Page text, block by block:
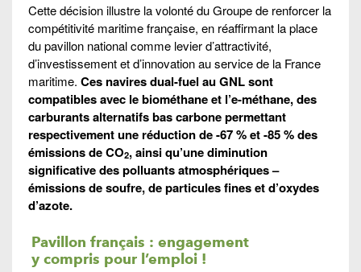
Cette décision illustre la volonté du Groupe de renforcer la
compétitivité maritime française, en réaffirmant la place
du pavillon national comme levier d’attractivité,
d’investissement et d’innovation au service de la France
maritime. Ces navires dual-fuel au GNL sont
compatibles avec le biométhane et l’e-méthane, des
carburants alternatifs bas carbone permettant
respectivement une réduction de -67 % et -85 % des
émissions de CO2, ainsi qu’une diminution
significative des polluants atmosphériques –
émissions de soufre, de particules fines et d’oxydes
d’azote.
Pavillon français : engagement
y compris pour l’emploi !